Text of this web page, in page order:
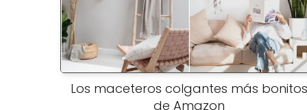
Los maceteros colgantes más bonitos
de Amazon